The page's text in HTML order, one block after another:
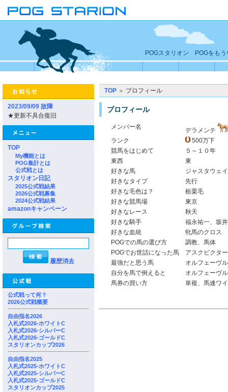
POGスタリオン POGをもう
2023/09/09 故障
★更新不具合復旧
TOP
My機能とは
POG集計とは
公式戦とは
スタリオン日記
2025公式戦結果
2026公式戦募集
2024公式戦結果
amazonキャンペーン
履歴消去
公式戦って何？
2026公式戦概要
自由指名2026
入札式2026-ホワイトC
入札式2026-シルバーC
入札式2026-ゴールドC
スタリオンカップ2026
自由指名2025
入札式2025-ホワイトC
入札式2025-シルバーC
入札式2025-ゴールドC
スタリオンカップ2025
TOP ＞ プロフィール
プロフィール
メンバー名
デラメンテ
ランク
500万下
競馬をはじめて
５～１０年
東西
東
好きな馬
ジャスタウェイ
好きなタイプ
先行
好きな毛色は？
栃栗毛
好きな競馬場
東京
好きなレース
秋天
好きな騎手
福永祐一、坂
好きな血統
牝馬のクロス
POGでの馬の選び方
調教、馬体
POGでお世話になった馬
アスクビクタ
最強だと思う馬
オルフェーヴル
自分を馬で例えると
オルフェーヴル
馬券の買い方
単複、馬連ワ